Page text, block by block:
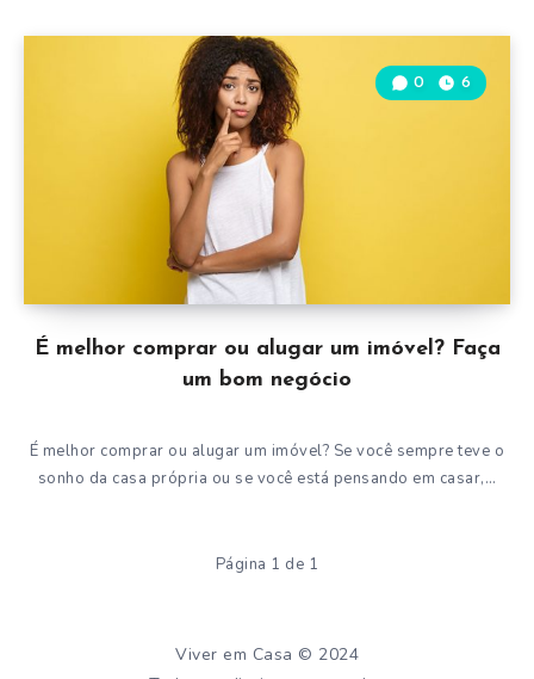
É melhor comprar ou alugar um imóvel? Faça
um bom negócio
0 6
É melhor comprar ou alugar um imóvel? Se você sempre teve o
sonho da casa própria ou se você está pensando em casar,…
Página 1 de 1
Viver em Casa © 2024